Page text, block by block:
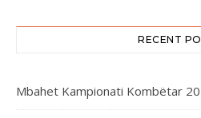
RECENT
Mbahet Kampionati Kombëtar